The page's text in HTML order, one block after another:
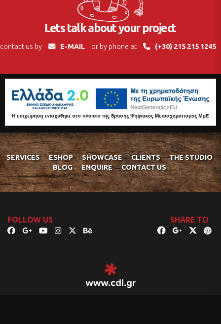
Lets talk about your project
contact us by E-MAIL or by phone at (+30) 215 215 1245
SERVICES ESHOP SHOWCASE CLIENTS
THE STUDIO
BLOG
ENQUIRE CONTACT US
FOLLOW US SHARE TO